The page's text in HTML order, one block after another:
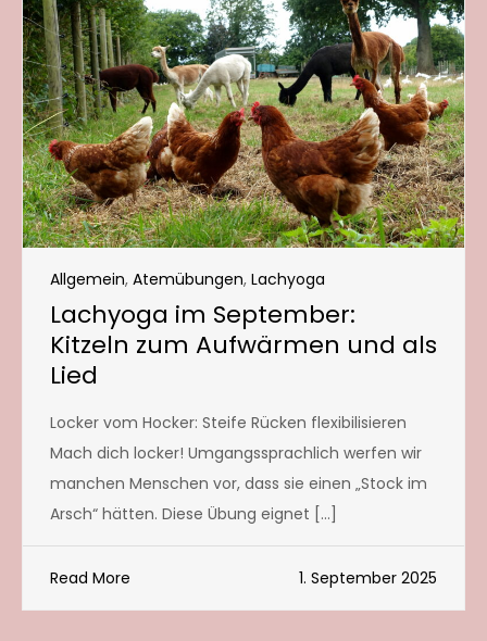
Allgemein, Atemübungen, Lachyoga
Lachyoga im September:
Kitzeln zum Aufwärmen und als
Lied
Locker vom Hocker: Steife Rücken flexibilisieren
Mach dich locker! Umgangssprachlich werfen wir
manchen Menschen vor, dass sie einen „Stock im
Arsch“ hätten. Diese Übung eignet […]
Read More 1. September 2025